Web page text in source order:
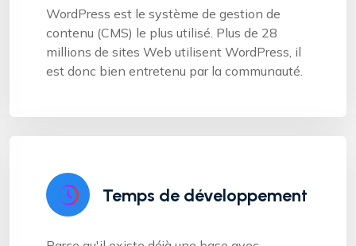
WordPress est le système de gestion de
contenu (CMS) le plus utilisé. Plus de 28
millions de sites Web utilisent WordPress, il
est donc bien entretenu par la communauté.
Temps de développement